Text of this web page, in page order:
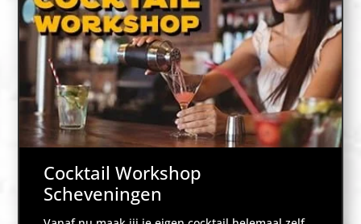
Cocktail Workshop
Scheveningen